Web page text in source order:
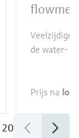
Veelzijdige
de water-
Prijs na
20